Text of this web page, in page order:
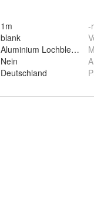
1m
blank
Aluminium Lochbleche
Nein
-
Deutschland